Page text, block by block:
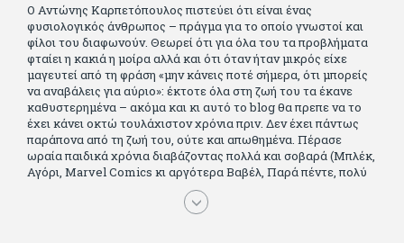
Ο Αντώνης Καρπετόπουλος πιστεύει ότι είναι ένας
φυσιολογικός άνθρωπος – πράγμα για το οποίο γνωστοί και
φίλοι του διαφωνούν. Θεωρεί ότι για όλα του τα προβλήματα
φταίει η κακιά η μοίρα αλλά και ότι όταν ήταν μικρός είχε
μαγευτεί από τη φράση «μην κάνεις ποτέ σήμερα, ότι μπορείς
να αναβάλεις για αύριο»: έκτοτε όλα στη ζωή του τα έκανε
καθυστερημένα – ακόμα και κι αυτό το blog θα πρεπε να το
έχει κάνει οκτώ τουλάχιστον χρόνια πριν. Δεν έχει πάντως
παράπονα από τη ζωή του, ούτε και απωθημένα. Πέρασε
ωραία παιδικά χρόνια διαβάζοντας πολλά και σοβαρά (Μπλέκ,
Αγόρι, Μarvel Comics κι αργότερα Βαβέλ, Παρά πέντε, πολύ
Αλέξανδρο Δουμά και αρκετό Ιούλιο Βέρν πριν τον κερδίσουν
τα αστυνομικά), απέκτησε τους σωστούς φίλους κυρίως γιατί